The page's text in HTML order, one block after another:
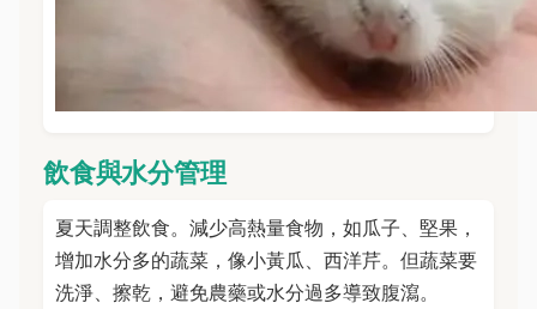
飲食與水分管理
夏天調整飲食。減少高熱量食物，如瓜子、堅果，
增加水分多的蔬菜，像小黃瓜、西洋芹。但蔬菜要
洗淨、擦乾，避免農藥或水分過多導致腹瀉。